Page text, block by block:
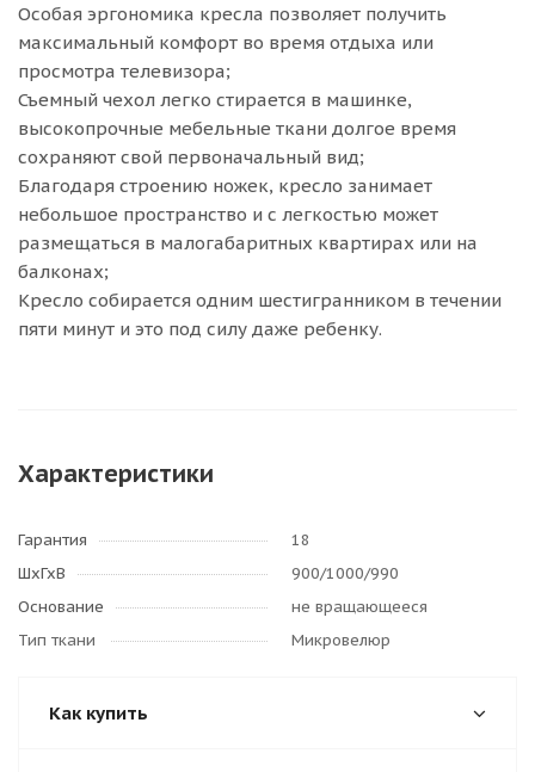
Особая эргономика кресла позволяет получить
максимальный комфорт во время отдыха или
просмотра телевизора;
Съемный чехол легко стирается в машинке,
высокопрочные мебельные ткани долгое время
сохраняют свой первоначальный вид;
Благодаря строению ножек, кресло занимает
небольшое пространство и с легкостью может
размещаться в малогабаритных квартирах или на
балконах;
Кресло собирается одним шестигранником в течении
пяти минут и это под силу даже ребенку.
Характеристики
Гарантия
18
ШхГхВ
900/1000/990
Основание
не вращающееся
Тип ткани
Микровелюр
Как купить